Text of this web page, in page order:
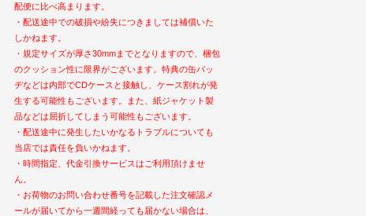
配便に比べ高まります。
・配送途中での破損や紛失につきましては補償いた
しかねます。
・規定サイズが厚さ30mmまでとなりますので、梱包
のクッション性に限界がございます。特典の缶バッ
ヂなどは内部でCDケースと接触し、ケース割れが発
生する可能性もございます。また、紙ジャケット製
品などは屈折してしまう可能性もございます。
・配送途中に発生したいかなるトラブルについても
当店では責任を負いかねます。
・時間指定、代金引換サービスはご利用頂けませ
ん。
・お荷物のお問い合わせ番号を記載した注文確認メ
ールが届いてから一週間経っても届かない場合は、